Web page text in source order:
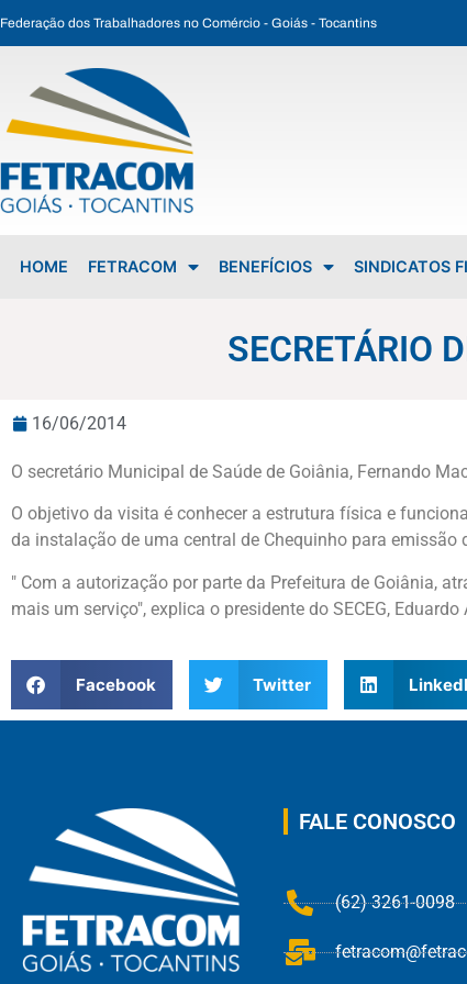
Federação dos Trabalhadores no Comércio - Goiás - Tocantins
HOME FETRACOM BENEFÍCIOS SINDICATOS
SECRETÁRIO
16/06/2014
O secretário Municipal de Saúde de Goiânia, Fernando
O objetivo da visita é conhecer a estrutura física e
da instalação de uma central de Chequinho para emissão
" Com a autorização por parte da Prefeitura de Goiânia,
mais um serviço", explica o presidente do SECEG, Eduardo
Facebook Twitter
FALE CONOSCO
(62) 3261-0098